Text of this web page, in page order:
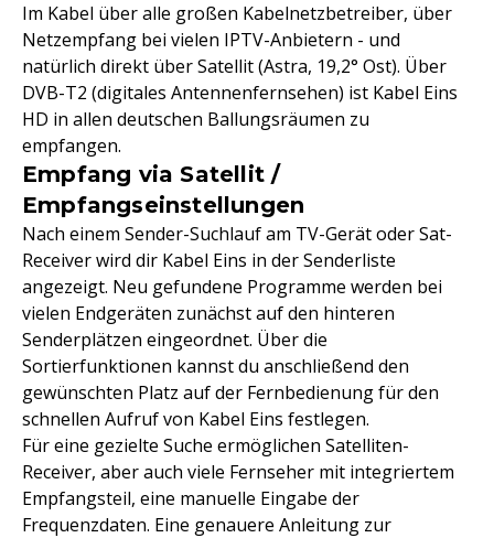
Im Kabel über alle großen Kabelnetzbetreiber, über
Netzempfang bei vielen IPTV-Anbietern - und
natürlich direkt über Satellit (Astra, 19,2° Ost). Über
DVB-T2 (digitales Antennenfernsehen) ist Kabel Eins
HD in allen deutschen Ballungsräumen zu
empfangen.
Empfang via Satellit /
Empfangseinstellungen
Nach einem Sender-Suchlauf am TV-Gerät oder Sat-
Receiver wird dir Kabel Eins in der Senderliste
angezeigt. Neu gefundene Programme werden bei
vielen Endgeräten zunächst auf den hinteren
Senderplätzen eingeordnet. Über die
Sortierfunktionen kannst du anschließend den
gewünschten Platz auf der Fernbedienung für den
schnellen Aufruf von Kabel Eins festlegen.
Für eine gezielte Suche ermöglichen Satelliten-
Receiver, aber auch viele Fernseher mit integriertem
Empfangsteil, eine manuelle Eingabe der
Frequenzdaten. Eine genauere Anleitung zur